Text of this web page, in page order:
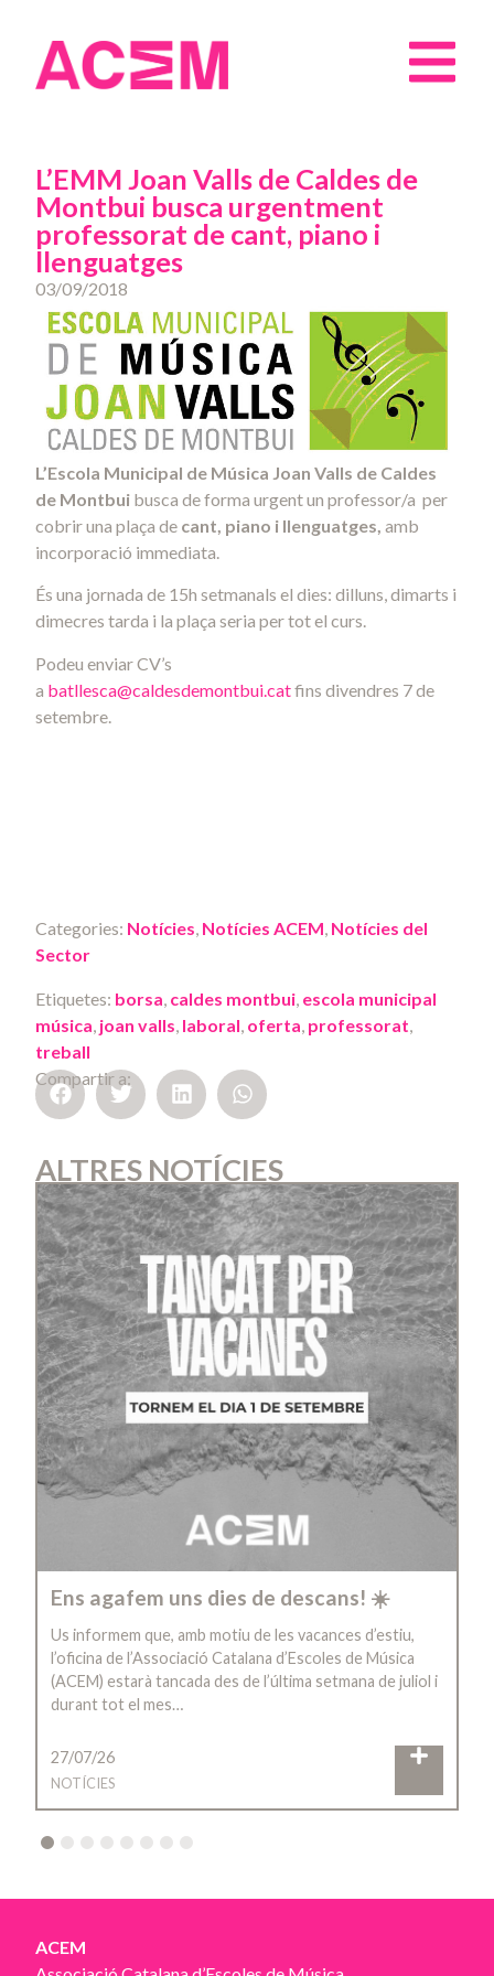
L’EMM Joan Valls de Caldes de
Montbui busca urgentment
professorat de cant, piano i
llenguatges
03/09/2018
L’Escola Municipal de Música Joan Valls de Caldes
de Montbui busca de forma urgent un professor/a per
cobrir una plaça de cant, piano i llenguatges, amb
incorporació immediata.
És una jornada de 15h setmanals el dies: dilluns, dimarts i
dimecres tarda i la plaça seria per tot el curs.
Podeu enviar CV’s
a batllesca@caldesdemontbui.catfins divendres 7 de
setembre.
Categories: Notícies Notícies ACEM Notícies del
Sector
Etiquetes: borsa caldes montbui escola municipal
música joan valls laboral oferta professorat
treball
Compartir a:
ALTRES NOTÍCIES
Ens agafem uns dies de descans! ☀️
Us informem que, amb motiu de les vacances d’estiu,
l’oficina de l’Associació Catalana d’Escoles de Música
(ACEM) estarà tancada des de l’última setmana de juliol i
durant tot el mes…
27/07/26
NOTÍCIES
4 5 6 7 8
ACEM